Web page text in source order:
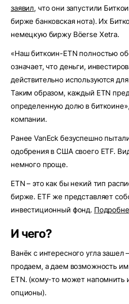
заявил, что они запустили
бирже банковская нота). Их
немецкую биржу Böerse Xetra.
«Наш биткоин-ETN полностью
означает, что деньги,
действительно используются
Таким образом, каждый ETN
определенную долю в
компании.
Ранее VanEck безуспешно
одобрения в США своего ETF.
немного проще.
ETN – это как бы некий тип
бирже. ETF же представляет
инвестиционный фонд.
И чего?
Ванёк с интересного угла зашел
продаем, а даем возможность им
ETN. (кому-то может напомнить
опционы).